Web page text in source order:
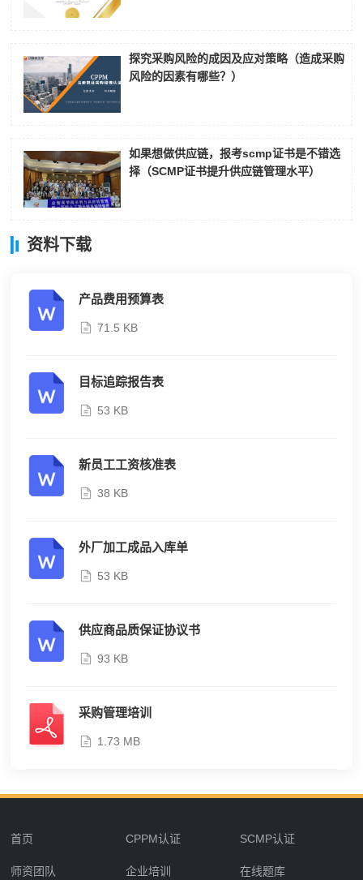
探究采购风险的成因及应对策略（造成采购
风险的因素有哪些？）
如果想做供应链，报考scmp证书是不错选
择（SCMP证书提升供应链管理水平）
资料下载
产品费用预算表
71.5 KB
目标追踪报告表
53 KB
新员工工资核准表
38 KB
外厂加工成品入库单
53 KB
供应商品质保证协议书
93 KB
采购管理培训
1.73 MB
首页 CPPM认证 SCMP认证
师资团队 企业培训 在线题库